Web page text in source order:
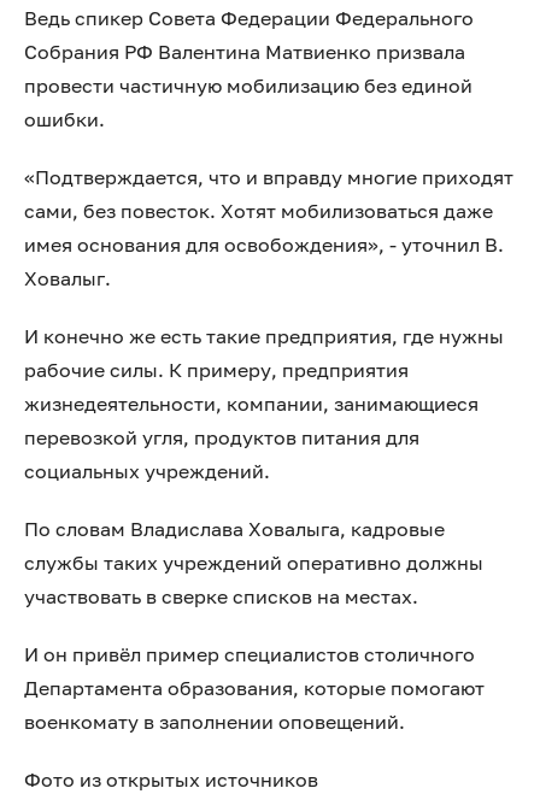
Ведь спикер Совета Федерации Федерального
Собрания РФ Валентина Матвиенко призвала
провести частичную мобилизацию без единой
ошибки.
«Подтверждается, что и вправду многие приходят
сами, без повесток. Хотят мобилизоваться даже
имея основания для освобождения», - уточнил В.
Ховалыг.
И конечно же есть такие предприятия, где нужны
рабочие силы. К примеру, предприятия
жизнедеятельности, компании, занимающиеся
перевозкой угля, продуктов питания для
социальных учреждений.
По словам Владислава Ховалыга, кадровые
службы таких учреждений оперативно должны
участвовать в сверке списков на местах.
И он привёл пример специалистов столичного
Департамента образования, которые помогают
военкомату в заполнении оповещений.
Фото из открытых источников